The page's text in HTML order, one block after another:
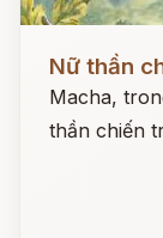
Nữ thần
Macha,
thần chiến